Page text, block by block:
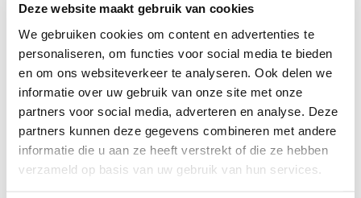
Deze website maakt gebruik van cookies
We gebruiken cookies om content en advertenties te
personaliseren, om functies voor social media te bieden
en om ons websiteverkeer te analyseren. Ook delen we
informatie over uw gebruik van onze site met onze
partners voor social media, adverteren en analyse. Deze
partners kunnen deze gegevens combineren met andere
informatie die u aan ze heeft verstrekt of die ze hebben
verzameld op basis van uw gebruik van hun services.
verzonden
Vergelijk
Productomschrijving
Specificaties